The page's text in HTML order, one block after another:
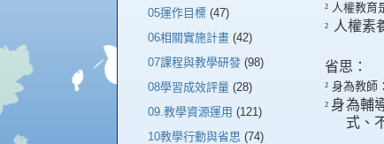
² 人權教育
² 人權素
省思：
² 身為教師
² 身為輔
式、
05運作目標 (47)
06相關實施計畫 (42)
07課程與教學研發 (98)
08學習成效評量 (28)
09.教學資源運用 (121)
10教學行動與省思 (74)